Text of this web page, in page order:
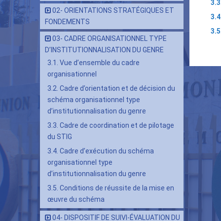
02- ORIENTATIONS STRATÉGIQUES ET
FONDEMENTS
03- CADRE ORGANISATIONNEL TYPE
D’INSTITUTIONNALISATION DU GENRE
3.1. Vue d’ensemble du cadre
organisationnel
3.2. Cadre d’orientation et de décision du
schéma organisationnel type
d’institutionnalisation du genre
3.3. Cadre de coordination et de pilotage
du STIG
3.4. Cadre d’exécution du schéma
organisationnel type
d’institutionnalisation du genre
3.5. Conditions de réussite de la mise en
œuvre du schéma
04- DISPOSITIF DE SUIVI-ÉVALUATION DU
de
TYPE
DU